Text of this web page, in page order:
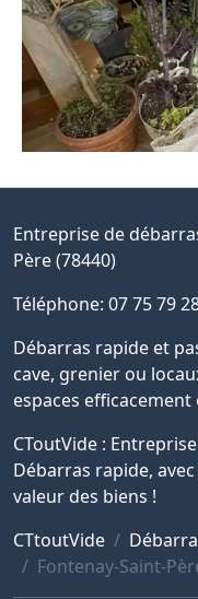
Entreprise de
Père (78440)
Téléphone: 07 75 79
Débarras rapide et
cave, grenier ou
espaces
CToutVide :
Débarras rapide,
valeur des biens !
CTtoutVide
Fontenay-Saint-